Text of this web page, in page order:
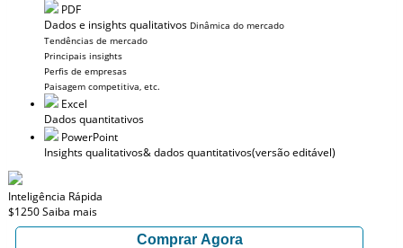
PDF
Dados e insights qualitativos Dinâmica do mercado
Tendências de mercado
Principais insights
Perfis de empresas
Paisagem competitiva, etc.
Excel
Dados quantitativos
PowerPoint
Insights qualitativos& dados quantitativos(versão editável)
Inteligência Rápida
$1250Saiba mais
Comprar Agora